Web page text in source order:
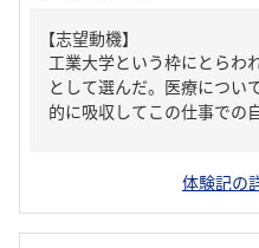
【志望動機】
工業大学という枠にとらわ
として選んだ。医療につい
的に吸収してこの仕事での
体験記の